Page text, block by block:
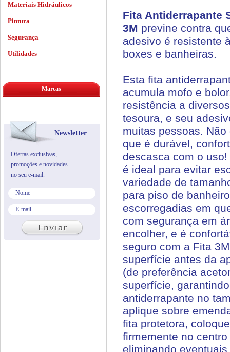
Fita Antiderrapante
3M previne contra
adesivo é resistente
boxes e banheiras.
Esta fita
acumula mofo e
resistência a
tesoura, e seu
muitas pessoas.
que é durável,
descasca com o
é ideal para evitar
variedade de
para piso de
escorregadias em
com segurança em
encolher, e é
seguro com a Fita
superfície antes da
(de preferência
superfície,
antiderrapante no
aplique sobre
fita protetora,
firmemente no
eliminando
Materiais Hidráulicos
Pintura
Segurança
Utilidades
Marcas
Newsletter
Ofertas exclusivas,
promoções e novidades
no seu e-mail.